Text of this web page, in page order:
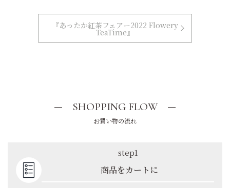
『あったか紅茶フェアー2022 Flowery
TeaTime』
SHOPPING FLOW
お買い物の流れ
step1
商品をカートに